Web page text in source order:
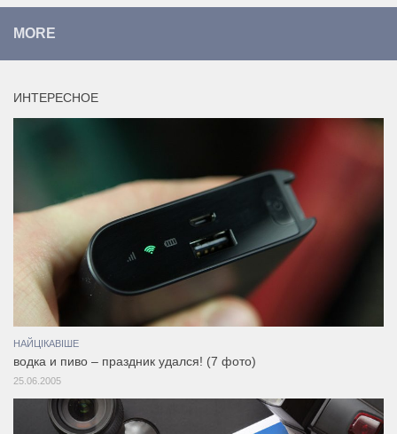
MORE
ИНТЕРЕСНОЕ
НАЙЦІКАВІШЕ
водка и пиво – праздник удался! (7 фото)
25.06.2005